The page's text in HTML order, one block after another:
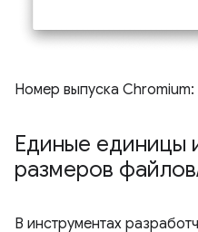
Номер выпуска Chromium:
Единые единицы
размеров файлов
В инструментах